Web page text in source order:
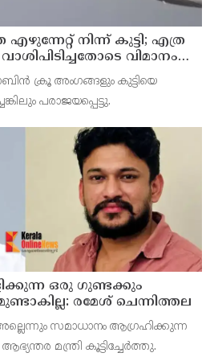
എഴുന്നേറ്റ് നിന്ന് കുട്ടി; എത്ര
വാശിപിടിച്ചതോടെ വിമാനം
ക്രൂ അംഗങ്ങളും കുട്ടിയെ
പരാജയപ്പെട്ടു.
ഒരു ഗുണ്ടക്കും
രമേശ് ചെന്നിത്തല
സമാധാനം ആഗ്രഹിക്കുന്ന
മന്ത്രി കൂട്ടിച്ചേര്‍ത്തു.